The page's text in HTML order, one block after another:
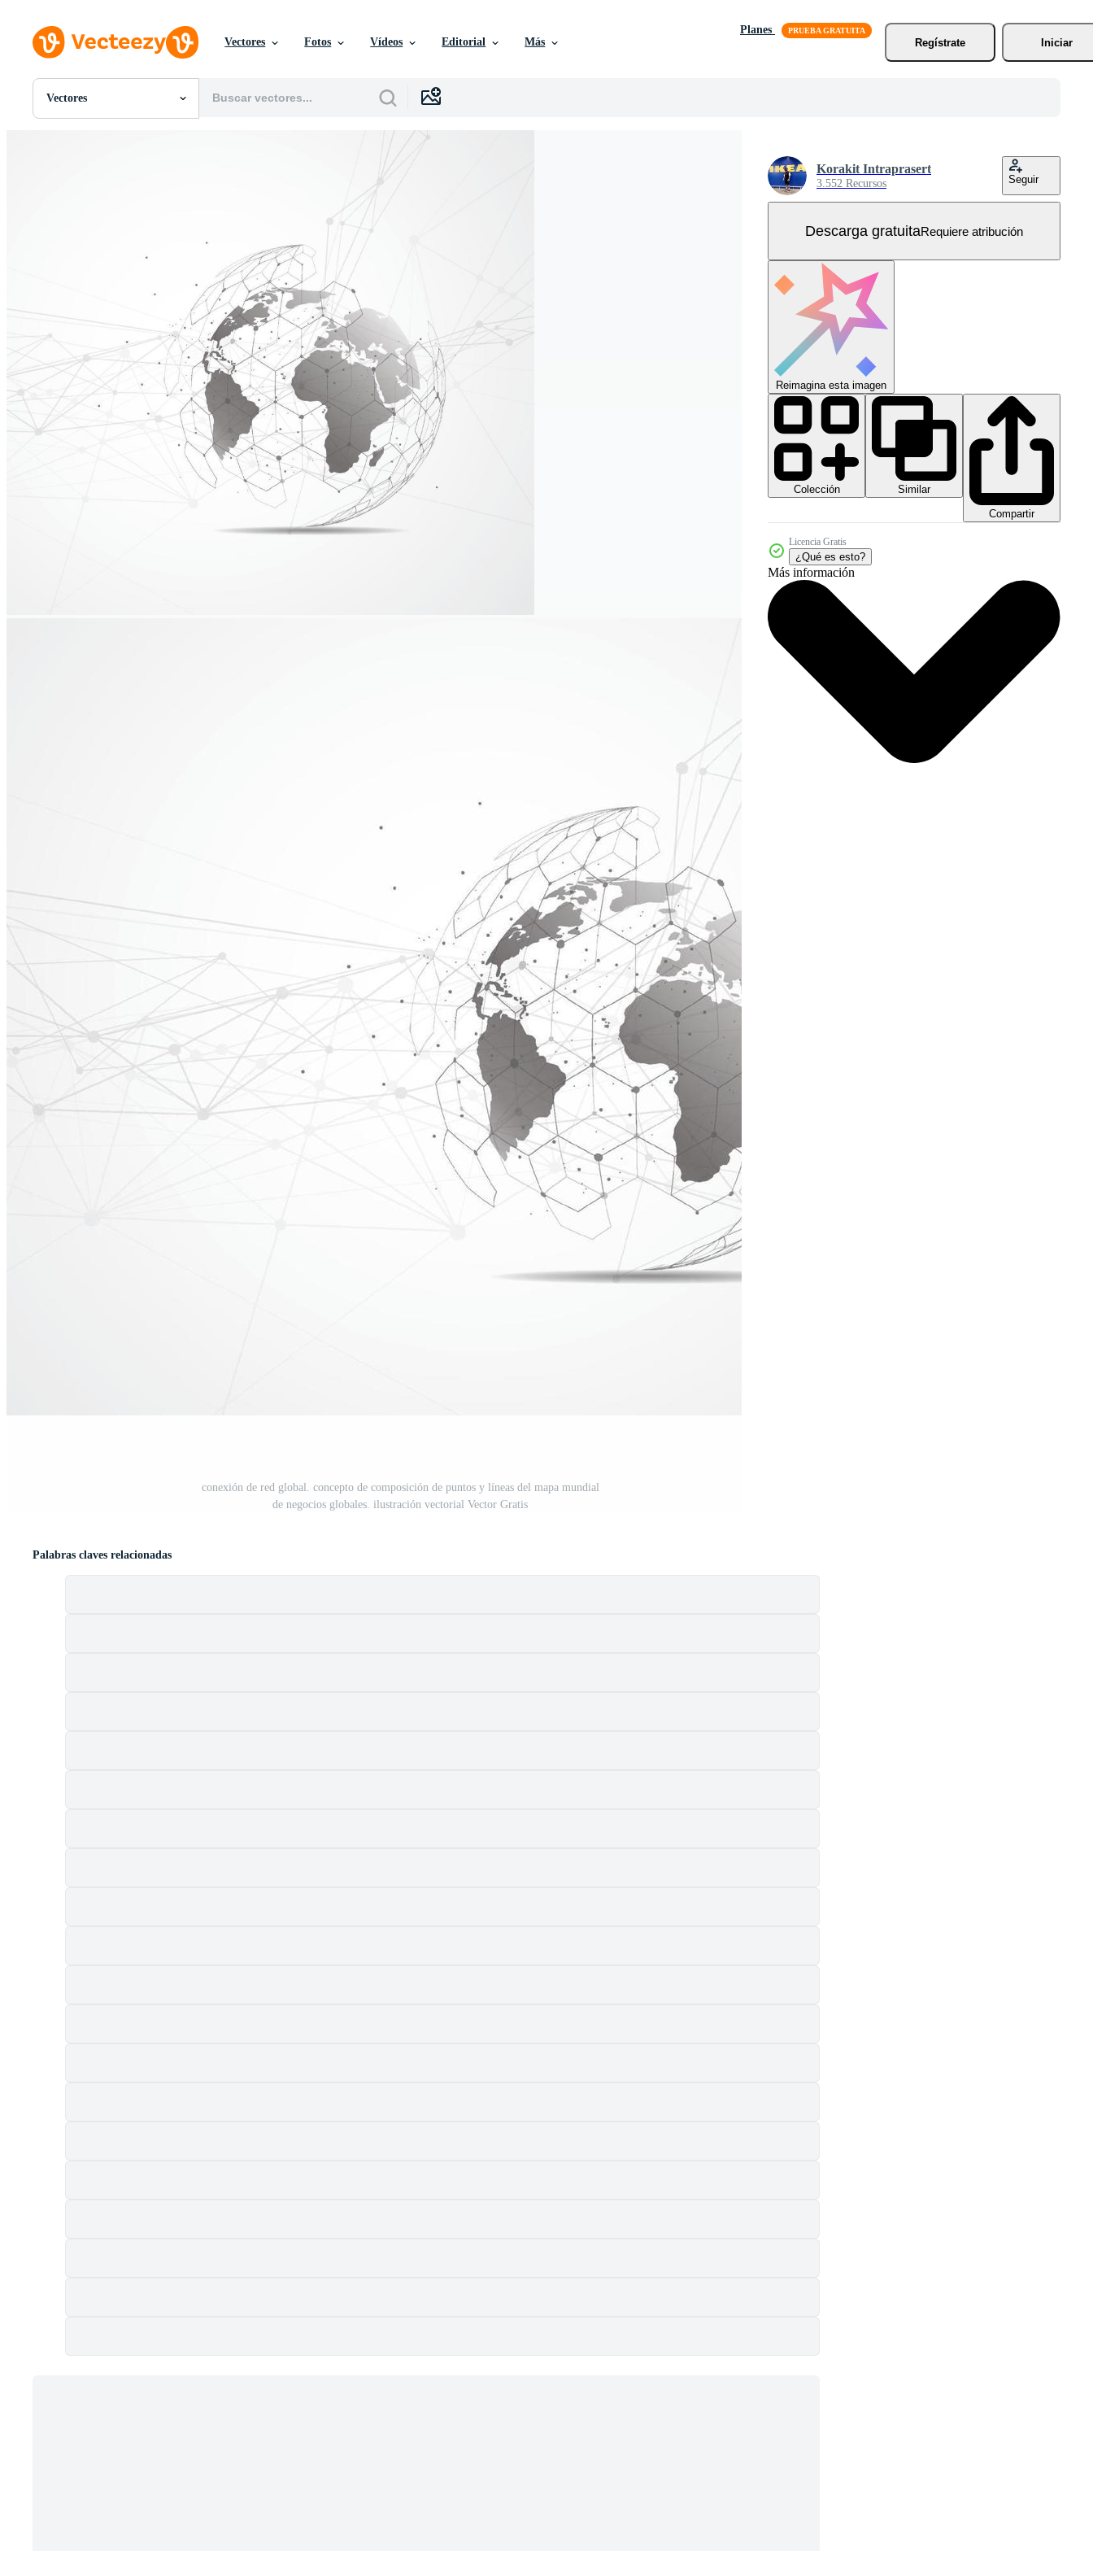
Vectores Fotos Vídeos Editorial Más
Planes
Regístrate
Iniciar
Vectores
Todas Imágenes
conexión de red global. concepto de composición de puntos y líneas del mapa mundial
de negocios globales. ilustración vectorial Vector Gratis
Korakit Intraprasert
3.552 Recursos Seguir
Descarga gratuitaRequiere atribución
Reimagina esta imagen
Colección
Similar
Compartir
Licencia Gratis
¿Qué es esto?
Más información
Palabras claves relacionadas